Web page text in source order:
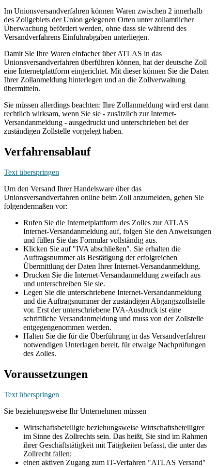
Im Unionsversandverfahren können Waren zwischen 2 innerhalb
des Zollgebiets der Union gelegenen Orten unter zollamtlicher
Überwachung befördert werden, ohne dass sie während des
Versandverfahrens Einfuhrabgaben unterliegen.
Damit Sie Ihre Waren einfacher über ATLAS in das
Unionsversandverfahren überführen können, hat der deutsche Zoll
eine Internetplattform eingerichtet. Mit dieser können Sie die Daten
Ihrer Zollanmeldung hinterlegen und an die Zollverwaltung
übermitteln.
Sie müssen allerdings beachten: Ihre Zollanmeldung wird erst dann
rechtlich wirksam, wenn Sie sie - zusätzlich zur Internet-
Versandanmeldung - ausgedruckt und unterschrieben bei der
zuständigen Zollstelle vorgelegt haben.
Verfahrensablauf
Text überspringen
Um den Versand Ihrer Handelsware über das
Unionsversandverfahren online beim Zoll anzumelden, gehen Sie
folgendermaßen vor:
Rufen Sie die Internetplattform des Zolles zur ATLAS
Internet-Versandanmeldung auf, folgen Sie den Anweisungen
und füllen Sie das Formular vollständig aus.
Klicken Sie auf "IVA abschließen". Sie erhalten die
Auftragsnummer als Bestätigung der erfolgreichen
Übermittlung der Daten Ihrer Internet-Versandanmeldung.
Drucken Sie die Internet-Versandanmeldung zweifach aus
und unterschreiben Sie sie.
Legen Sie die unterschriebene Internet-Versandanmeldung
und die Auftragsnummer der zuständigen Abgangszollstelle
vor. Erst der unterschriebene IVA-Ausdruck ist eine
schriftliche Versandanmeldung und muss von der Zollstelle
entgegengenommen werden.
Halten Sie die für die Überführung in das Versandverfahren
notwendigen Unterlagen bereit, für etwaige Nachprüfungen
des Zolles.
Voraussetzungen
Text überspringen
Sie beziehungsweise Ihr Unternehmen müssen
Wirtschaftsbeteiligte beziehungsweise Wirtschaftsbeteiligter
im Sinne des Zollrechts sein. Das heißt, Sie sind im Rahmen
ihrer Geschäftstätigkeit mit Tätigkeiten befasst, die unter das
Zollrecht fallen;
einen aktiven Zugang zum IT-Verfahren "ATLAS Versand"